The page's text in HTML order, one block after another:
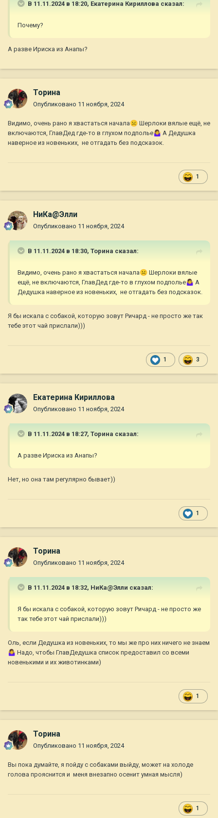
В 11.11.2024 в 18:20, Екатерина Кириллова сказал:
Почему?
А разве Ириска из Анапы?
Торина
Опубликовано 11 ноября, 2024
Видимо, очень рано я хвастаться начала☹️ Шерлоки вялые ещё, не
включаются, ГлавДед где-то в глухом подполье🤷‍♀️ А Дедушка
наверное из новеньких, не отгадать без подсказок.
1
НиКа@Элли
Опубликовано 11 ноября, 2024
В 11.11.2024 в 18:30, Торина сказал:
Видимо, очень рано я хвастаться начала☹️ Шерлоки вялые
ещё, не включаются, ГлавДед где-то в глухом подполье🤷‍♀️ А
Дедушка наверное из новеньких, не отгадать без подсказок.
Я бы искала с собакой, которую зовут Ричард - не просто же так
тебе этот чай прислали)))
1 3
Екатерина Кириллова
Опубликовано 11 ноября, 2024
В 11.11.2024 в 18:27, Торина сказал:
А разве Ириска из Анапы?
Нет, но она там регулярно бывает))
1
Торина
Опубликовано 11 ноября, 2024
В 11.11.2024 в 18:32, НиКа@Элли сказал:
Я бы искала с собакой, которую зовут Ричард - не просто же
так тебе этот чай прислали)))
Оль, если Дедушка из новеньких, то мы же про них ничего не знаем
🤷‍♀️ Надо, чтобы ГлавДедушка список предоставил со всеми
новенькими и их животинками)
1
Торина
Опубликовано 11 ноября, 2024
Вы пока думайте, я пойду с собаками выйду, может на холоде
голова прояснится и меня внезапно осенит умная мысля)
1